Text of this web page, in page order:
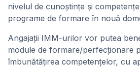
nivelul de cunoștințe și
programe de formare în nouă
Angajații IMM-urilor vor putea
module de formare/perfecționare
îmbunătățirea competențelor, cu